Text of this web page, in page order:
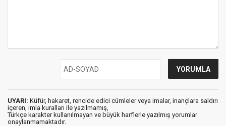
UYARI: Küfür, hakaret, rencide edici cümleler veya imalar, inançlara saldırı
içeren, imla kuralları ile yazılmamış,
Türkçe karakter kullanılmayan ve büyük harflerle yazılmış yorumlar
onaylanmamaktadır.